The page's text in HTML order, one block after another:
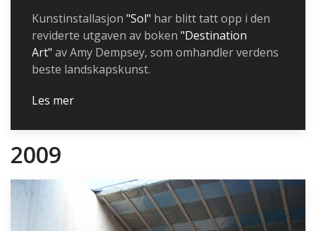
Kunstinstallasjon "Sol" har blitt tatt opp i den
reviderte utgaven av boken "Destination
Art" av Amy Dempsey, som omhandler verdens
beste landskapskunst.
Les mer
2009